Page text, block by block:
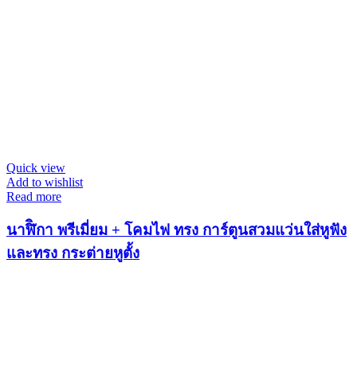
Quick view
Add to wishlist
Read more
นาฬิิกา พรีเมี่ยม + โคมไฟ ทรง การ์ตูนสวมแว่นใส่หูฟัง
และทรง กระต่ายหูตั้ง